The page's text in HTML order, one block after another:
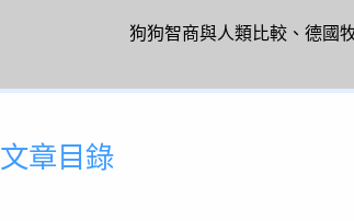
狗狗智商與人類比較、德國
文章目錄